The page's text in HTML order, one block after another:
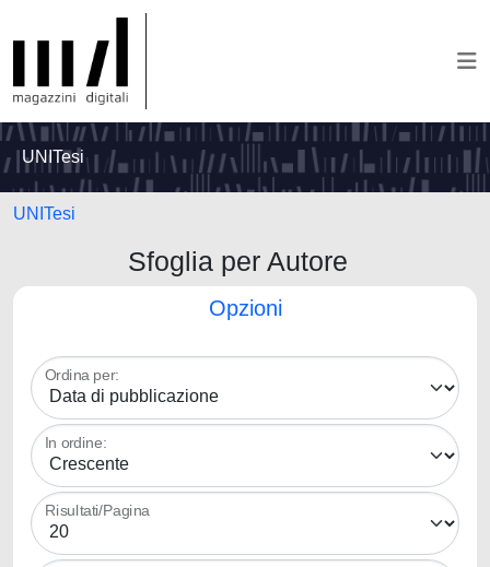
UNITesi
UNITesi
Sfoglia per Autore
Opzioni
Ordina per:
In ordine:
Risultati/Pagina